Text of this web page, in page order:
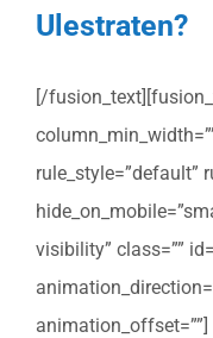
Ulestraten?
[/
rule_style=”default”
visibility” class=””
animation_offset=””]